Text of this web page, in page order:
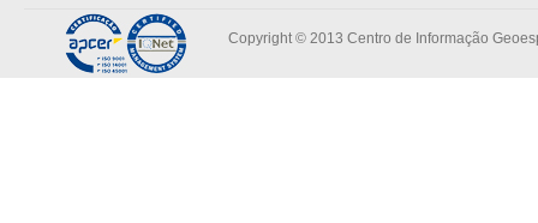
Copyright © 2013 Centro de Informação